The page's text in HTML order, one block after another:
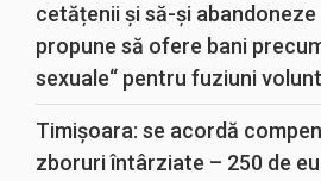
cetățenii și să-și
propune să ofere bani
sexuale“ pentru fuziuni
Timișoara: se acordă
zboruri întârziate – 250 de